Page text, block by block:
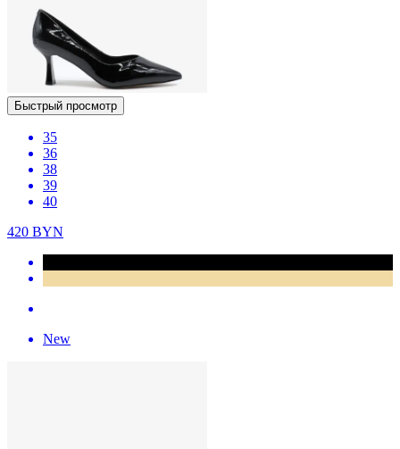
Быстрый просмотр
35
36
38
39
40
420 BYN
New